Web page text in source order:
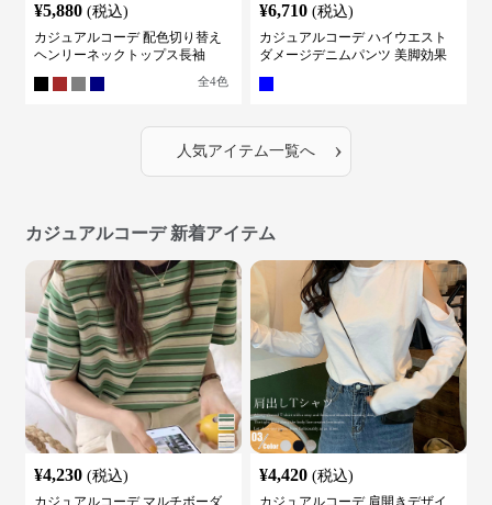
¥5,880 (税込)
カジュアルコーデ 配色切り替え
ヘンリーネックトップス長袖
全4色
¥6,710 (税込)
カジュアルコーデ ハイウエスト
ダメージデニムパンツ 美脚効果
人気アイテム一覧へ ›
カジュアルコーデ 新着アイテム
¥4,230 (税込)
カジュアルコーデ マルチボーダ
¥4,420 (税込)
カジュアルコーデ 肩開きデザイ